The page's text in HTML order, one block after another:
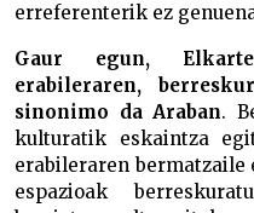
erreferenterik ez
Gaur egun,
erabileraren,
sinonimo da Araban.
kulturatik eskaintza
erabileraren bermatzaile
espazioak